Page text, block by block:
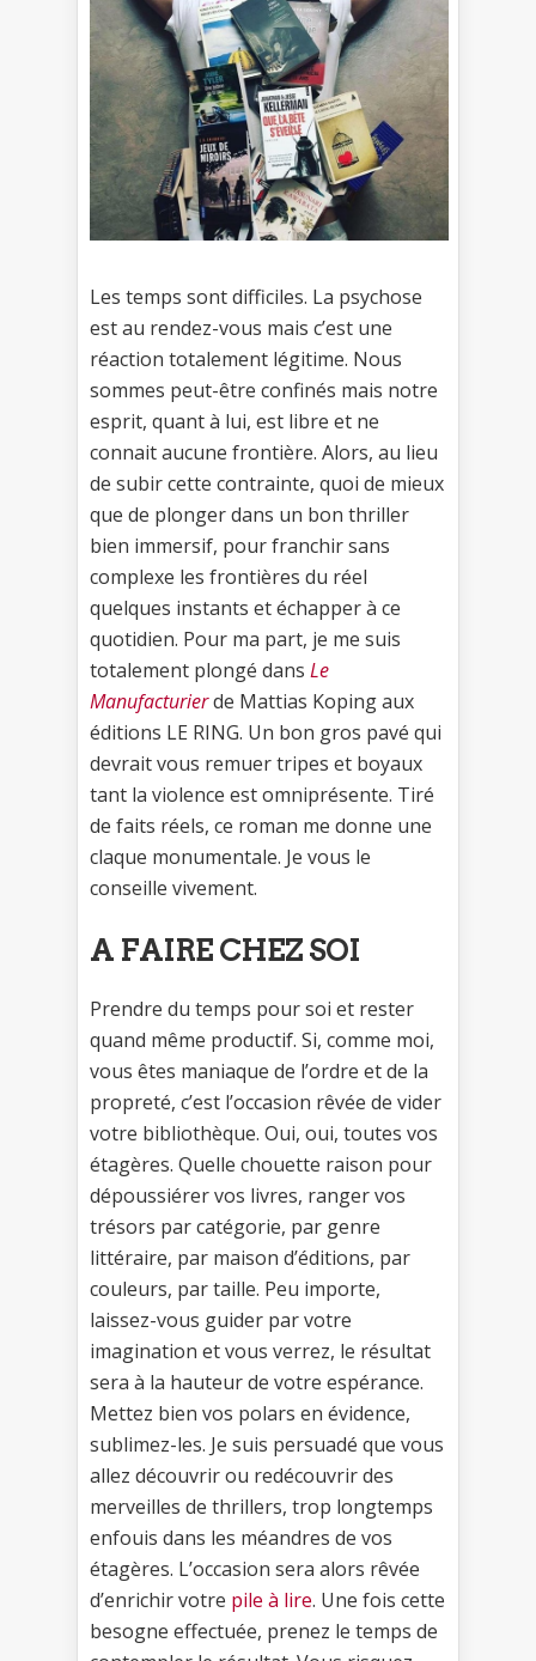
Les temps sont difficiles. La psychose
est au rendez-vous mais c’est une
réaction totalement légitime. Nous
sommes peut-être confinés mais notre
esprit, quant à lui, est libre et ne
connait aucune frontière. Alors, au lieu
de subir cette contrainte, quoi de mieux
que de plonger dans un bon thriller
bien immersif, pour franchir sans
complexe les frontières du réel
quelques instants et échapper à ce
quotidien. Pour ma part, je me suis
totalement plongé dans Le
Manufacturierde Mattias Koping aux
éditions LE RING. Un bon gros pavé qui
devrait vous remuer tripes et boyaux
tant la violence est omniprésente. Tiré
de faits réels, ce roman me donne une
claque monumentale. Je vous le
conseille vivement.
A FAIRE CHEZ SOI
Prendre du temps pour soi et rester
quand même productif. Si, comme moi,
vous êtes maniaque de l’ordre et de la
propreté, c’est l’occasion rêvée de vider
votre bibliothèque. Oui, oui, toutes vos
étagères. Quelle chouette raison pour
dépoussiérer vos livres, ranger vos
trésors par catégorie, par genre
littéraire, par maison d’éditions, par
couleurs, par taille. Peu importe,
laissez-vous guider par votre
imagination et vous verrez, le résultat
sera à la hauteur de votre espérance.
Mettez bien vos polars en évidence,
sublimez-les. Je suis persuadé que vous
allez découvrir ou redécouvrir des
merveilles de thrillers, trop longtemps
enfouis dans les méandres de vos
étagères. L’occasion sera alors rêvée
d’enrichir votre pile à lire. Une fois cette
besogne effectuée, prenez le temps de